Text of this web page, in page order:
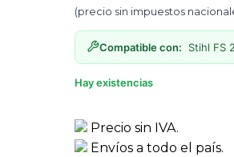
(precio sin impuestos
Compatible con: Stihl FS
Hay existencias
Precio sin IVA.
Envíos a todo el país.